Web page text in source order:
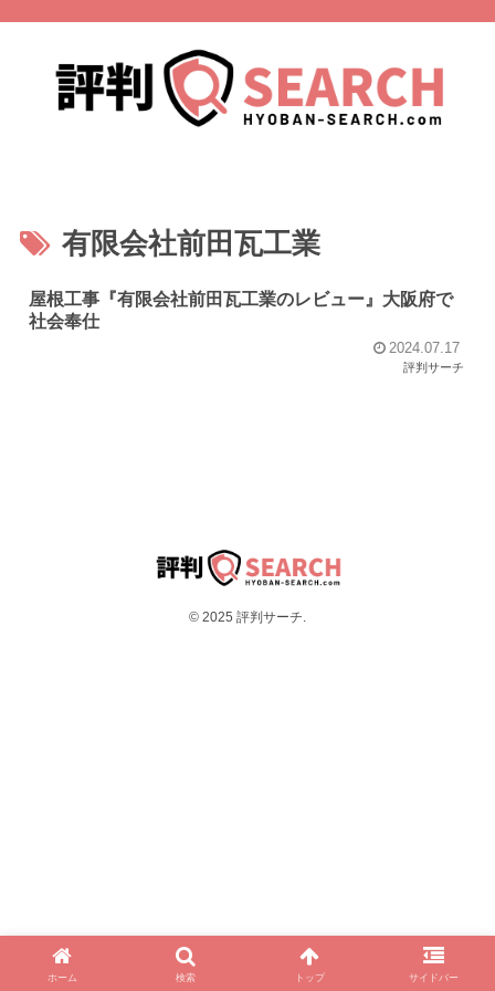
有限会社前田瓦工業
屋根工事『有限会社前田瓦工業のレビュー』大阪府で
社会奉仕
2024.07.17
評判サーチ
© 2025 評判サーチ.
ホーム 検索 トップ サイドバー